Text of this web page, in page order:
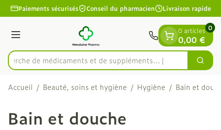
Aller au contenu
1 de 1
Paiements sécurisés Conseil du pharmacien Livraison rapide
Menu
Rechercherde médicaments et de suppléments...
0 articles
0,00 €
0
Accueil / Beauté, soins et hygiène / Hygiène / Bain et
Bain et douche